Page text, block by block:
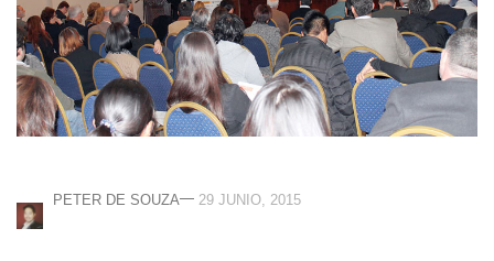
PETER DE SOUZA— 29 JUNIO, 2015